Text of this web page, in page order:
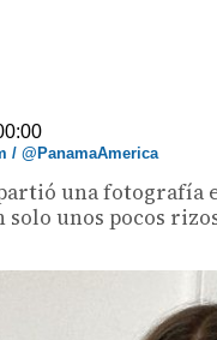
/ @PanamaAmerica
una fotografía
solo unos pocos